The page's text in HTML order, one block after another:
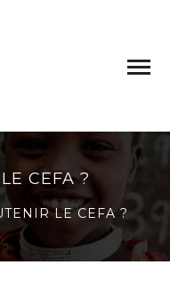
CEFA ?
LE CEFA ?